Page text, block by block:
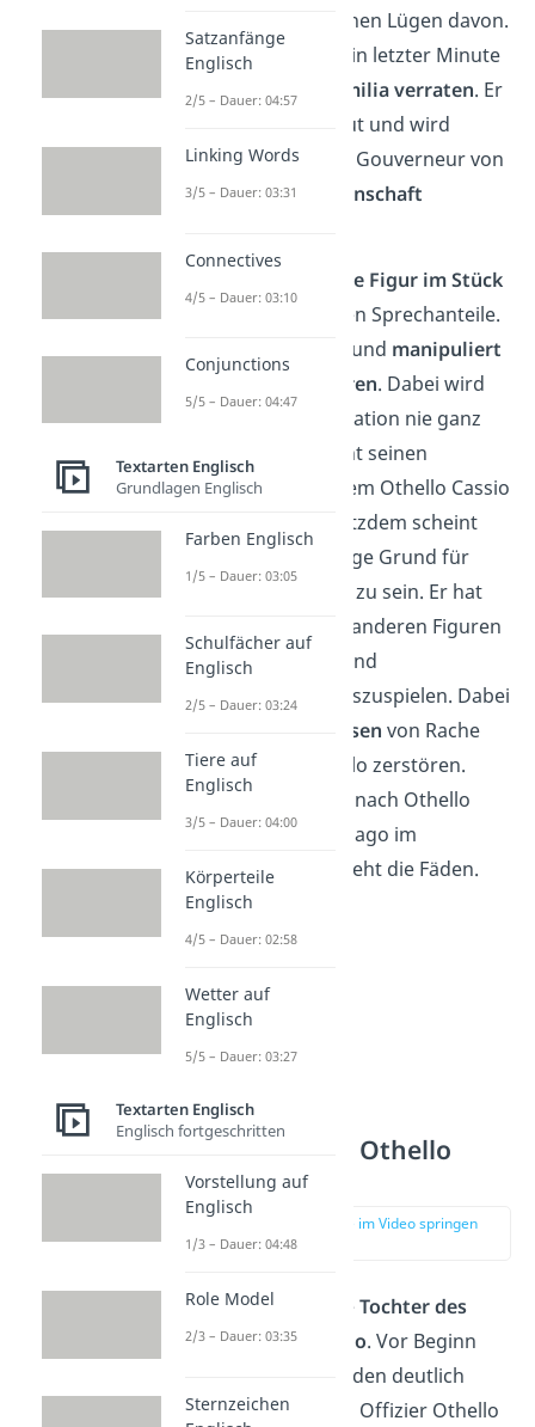
ungestraft mit seinen Lügen davon.
Allerdings wird er in letzter Minute
vonseiner Frau Emilia verraten. Er
ersticht sie aus Wut und wird
anschließend vom Gouverneur von
Zypern inGefangenschaft
aktivste Figur im Stück
und hat die meisten Sprechanteile.
Er ist berechnend und manipuliert
alle anderen Figuren. Dabei wird
Jagos wahre Motivation nie ganz
deutlich. Er beginnt seinen
Racheplan, nachdem Othello Cassio
befördert hat. Trotzdem scheint
das nicht der einzige Grund für
seine Handlungen zu sein. Er hat
, die anderen Figuren
zu manipulieren
und
gegeneinander auszuspielen. Dabei
besessen von Rache
und möchte Othello zerstören.
Obwohl das Stück nach Othello
benannt ist, steht Jago im
Mittelpunkt und zieht die Fäden.
Desdemona – Othello
Characters
zur Stelle im Video springen
(04:00)
Desdemona ist dieTochter des
Adeligen Brabantio. Vor Beginn
des Stücks hat sie den deutlich
älteren Schwarzen Offizier Othello
Satzanfänge
Englisch
2/5 – Dauer: 04:57
Linking Words
3/5 – Dauer: 03:31
Connectives
4/5 – Dauer: 03:10
Conjunctions
5/5 – Dauer: 04:47
Textarten Englisch
Grundlagen Englisch
Farben Englisch
1/5 – Dauer: 03:05
Schulfächer auf
Englisch
2/5 – Dauer: 03:24
Tiere auf
Englisch
3/5 – Dauer: 04:00
Körperteile
Englisch
4/5 – Dauer: 02:58
Wetter auf
Englisch
5/5 – Dauer: 03:27
Textarten Englisch
Englisch fortgeschritten
Vorstellung auf
Englisch
1/3 – Dauer: 04:48
Role Model
2/3 – Dauer: 03:35
Sternzeichen